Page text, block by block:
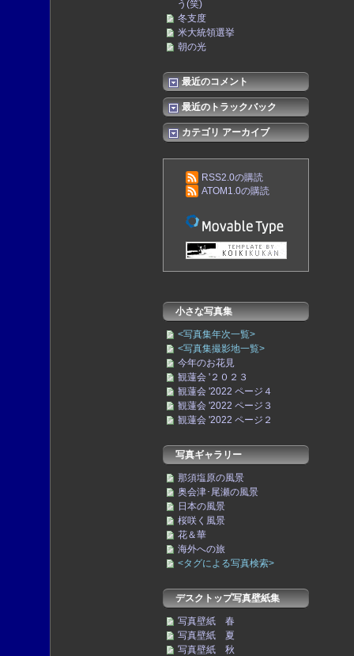
う(笑)
冬支度
米大統領選挙
朝の光
最近のコメント
最近のトラックバック
カテゴリ アーカイブ
RSS2.0の購読
ATOM1.0の購読
小さな写真集
<写真集年次一覧>
<写真集撮影地一覧>
今年のお花見
観蓮会 '２０２３
観蓮会 '2022 ページ４
観蓮会 '2022 ページ３
観蓮会 '2022 ページ２
写真ギャラリー
那須塩原の風景
奥会津･尾瀬の風景
日本の風景
桜咲く風景
花＆華
海外への旅
<タグによる写真検索>
デスクトップ写真壁紙集
写真壁紙 春
写真壁紙 夏
写真壁紙 秋